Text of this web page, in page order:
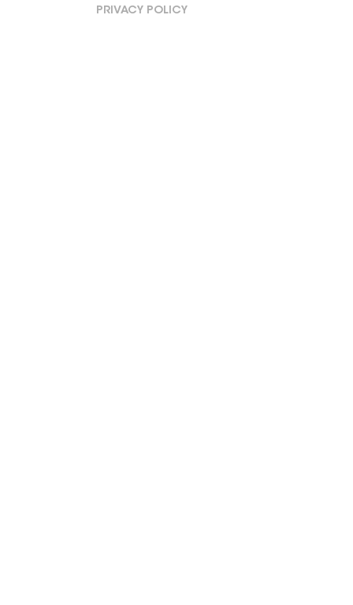
PRIVACY POLICY